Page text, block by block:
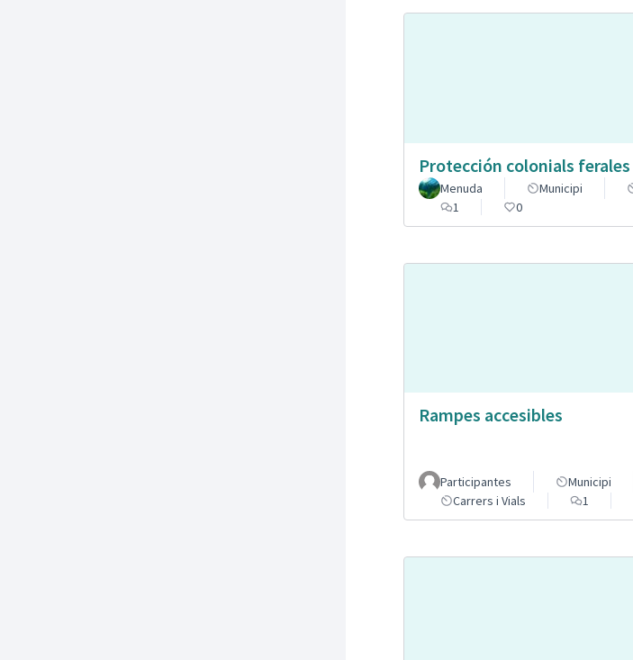
Protección colonials ferales
Menuda
Municipi
1
0
Rampes accesibles
Participantes
Municipi
Carrers i Vials
1